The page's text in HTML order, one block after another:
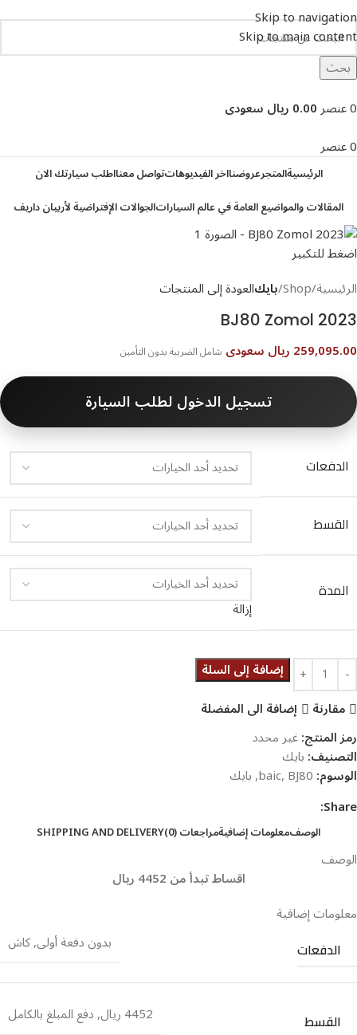
Skip to navigation
Skip to main content
بحث
0عنصر0.00 ريال سعودى
0عنصر
الرئيسيةالمتجرعروضنااخر الفيديوهاتتواصل معنااطلب سيارتك الان
المقالات والمواضيع العامة في عالم السياراتالجوالات الإفتراضية لأربيان داريف
اضغط للتكبير
الرئيسية Shop بايكالعودة إلى المنتجات
BJ80 Zomol 2023
259,095.00 ريال سعودى شامل الضريبة بدون التأمين
تسجيل الدخول لطلب السيارة
الدفعات
القسط
المدة
إزالة
إضافة إلى السلة
مقارنة
إضافة الى المفضلة
رمز المنتج:غير محدد
التصنيف:بايك
الوسوم: baic,BJ80
,بايك
Share:
الوصفمعلومات إضافيةمراجعات (0) SHIPPING AND DELIVERY
الوصف
اقساط تبدأ من 4452 ريال
معلومات إضافية
الدفعات بدون دفعة أولى,كاش
القسط 4452 ريال ,دفع المبلغ بالكامل